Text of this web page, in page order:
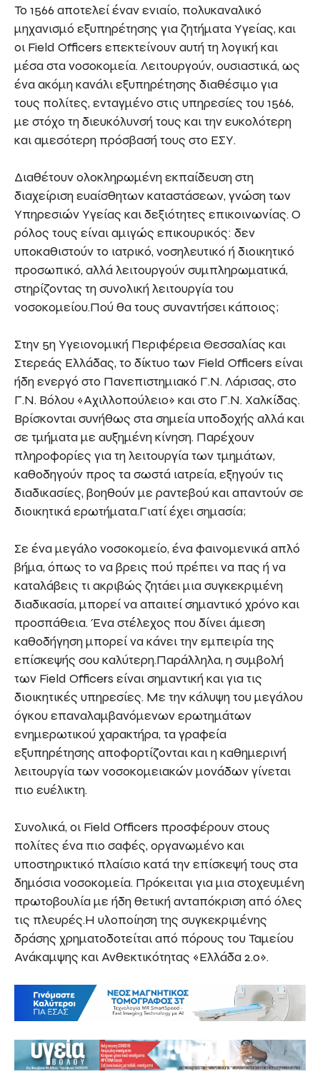
Το 1566 αποτελεί έναν ενιαίο, πολυκαναλικό
μηχανισμό εξυπηρέτησης για ζητήματα Υγείας, και
οι Field Officers επεκτείνουν αυτή τη λογική και
μέσα στα νοσοκομεία. Λειτουργούν, ουσιαστικά, ως
ένα ακόμη κανάλι εξυπηρέτησης διαθέσιμο για
τους πολίτες, ενταγμένο στις υπηρεσίες του 1566,
με στόχο τη διευκόλυνσή τους και την ευκολότερη
και αμεσότερη πρόσβασή τους στο ΕΣΥ.
Διαθέτουν ολοκληρωμένη εκπαίδευση στη
διαχείριση ευαίσθητων καταστάσεων, γνώση των
Υπηρεσιών Υγείας και δεξιότητες επικοινωνίας. Ο
ρόλος τους είναι αμιγώς επικουρικός: δεν
υποκαθιστούν το ιατρικό, νοσηλευτικό ή διοικητικό
προσωπικό, αλλά λειτουργούν συμπληρωματικά,
στηρίζοντας τη συνολική λειτουργία του
νοσοκομείου.Πού θα τους συναντήσει κάποιος;
Στην 5η Υγειονομική Περιφέρεια Θεσσαλίας και
Στερεάς Ελλάδας, το δίκτυο των Field Officers είναι
ήδη ενεργό στο Πανεπιστημιακό Γ.Ν. Λάρισας, στο
Γ.Ν. Βόλου «Αχιλλοπούλειο» και στο Γ.Ν. Χαλκίδας.
Βρίσκονται συνήθως στα σημεία υποδοχής αλλά και
σε τμήματα με αυξημένη κίνηση. Παρέχουν
πληροφορίες για τη λειτουργία των τμημάτων,
καθοδηγούν προς τα σωστά ιατρεία, εξηγούν τις
διαδικασίες, βοηθούν με ραντεβού και απαντούν σε
διοικητικά ερωτήματα.Γιατί έχει σημασία;
Σε ένα μεγάλο νοσοκομείο, ένα φαινομενικά απλό
βήμα, όπως το να βρεις πού πρέπει να πας ή να
καταλάβεις τι ακριβώς ζητάει μια συγκεκριμένη
διαδικασία, μπορεί να απαιτεί σημαντικό χρόνο και
προσπάθεια. Ένα στέλεχος που δίνει άμεση
καθοδήγηση μπορεί να κάνει την εμπειρία της
επίσκεψής σου καλύτερη.Παράλληλα, η συμβολή
των Field Officers είναι σημαντική και για τις
διοικητικές υπηρεσίες. Με την κάλυψη του μεγάλου
όγκου επαναλαμβανόμενων ερωτημάτων
ενημερωτικού χαρακτήρα, τα γραφεία
εξυπηρέτησης αποφορτίζονται και η καθημερινή
λειτουργία των νοσοκομειακών μονάδων γίνεται
πιο ευέλικτη.
Συνολικά, οι Field Officers προσφέρουν στους
πολίτες ένα πιο σαφές, οργανωμένο και
υποστηρικτικό πλαίσιο κατά την επίσκεψή τους στα
δημόσια νοσοκομεία. Πρόκειται για μια στοχευμένη
πρωτοβουλία με ήδη θετική ανταπόκριση από όλες
τις πλευρές.Η υλοποίηση της συγκεκριμένης
δράσης χρηματοδοτείται από πόρους του Ταμείου
Ανάκαμψης και Ανθεκτικότητας «Ελλάδα 2.0».